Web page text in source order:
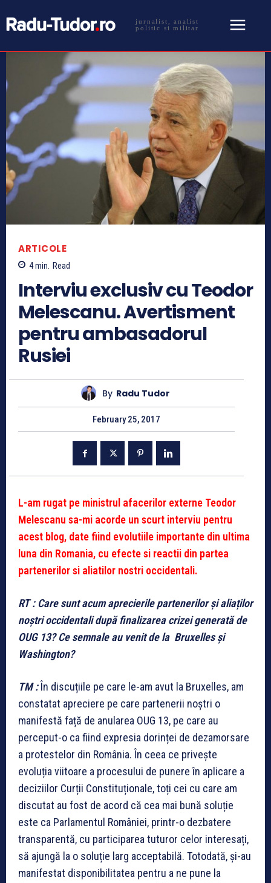
jurnalist, analist
politic si militar
ARTICOLE
4min. Read
Interviu exclusiv cu Teodor
Melescanu. Avertisment
pentru ambasadorul
Rusiei
By Radu Tudor
February 25, 2017
L-am rugat pe ministrul afacerilor externe Teodor
Melescanu sa-mi acorde un scurt interviu pentru
acest blog, date fiind evolutiile importante din ultima
luna din Romania, cu efecte si reactii din partea
partenerilor si aliatilor nostri occidentali.
RT : Care sunt acum aprecierile partenerilor și aliaților
noștri occidentali după finalizarea crizei generată de
OUG 13? Ce semnale au venit de la Bruxelles și
Washington?
TM :În discuțiile pe care le-am avut la Bruxelles, am
constatat apreciere pe care partenerii noștri o
manifestă față de anularea OUG 13, pe care au
perceput-o ca fiind expresia dorinței de dezamorsare
a protestelor din România. În ceea ce privește
evoluția viitoare a procesului de punere în aplicare a
deciziilor Curții Constituționale, toți cei cu care am
discutat au fost de acord că cea mai bună soluție
este ca Parlamentul României, printr-o dezbatere
transparentă, cu participarea tuturor celor interesați,
să ajungă la o soluție larg acceptabilă. Totodată, și-au
manifestat disponibilitatea pentru a ne pune la